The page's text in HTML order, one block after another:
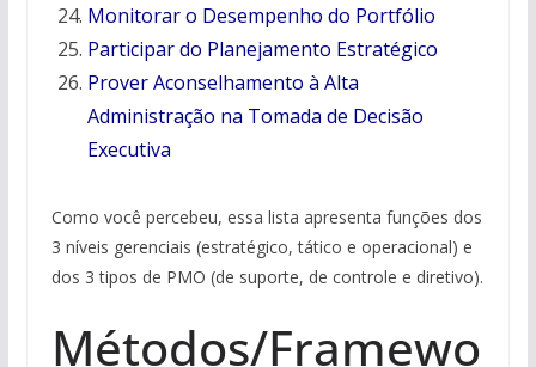
Monitorar o Desempenho do Portfólio
Participar do Planejamento Estratégico
Prover Aconselhamento à Alta
Administração na Tomada de Decisão
Executiva
Como você percebeu, essa lista apresenta funções dos
3 níveis gerenciais (estratégico, tático e operacional) e
dos 3 tipos de PMO (de suporte, de controle e diretivo).
Métodos/Framewo